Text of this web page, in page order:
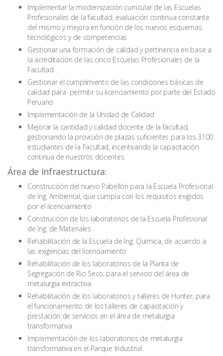
Implementar la modernización curricular de las Escuelas
Profesionales de la facultad, evaluación continua constante
del mismo y mejora en función de los nuevos esquemas
tecnológicos y de competencias
Gestionar una formación de calidad y pertinencia en base a
la acreditación de las cinco Escuelas Profesionales de la
Facultad
Gestionar el cumplimiento de las condiciones básicas de
calidad para permitir su licenciamiento por parte del Estado
Peruano
Implementación de la Unidad de Calidad
Mejorar la cantidad y calidad docente de la facultad,
gestionando la provisión de plazas suficientes para los 3100
estudiantes de la Facultad, incentivando la capacitación
continua de nuestros docentes
Área de Infraestructura:
Construcción del nuevo Pabellón para la Escuela Profesional
de Ing. Ambiental, que cumpla con los requisitos exigidos
por el licenciamiento
Construcción de los laboratorios de la Escuela Profesional
de Ing. de Materiales
Rehabilitación de la Escuela de Ing. Química, de acuerdo a
las exigencias del licenciamiento
Rehabilitación de los laboratorios de la Planta de
Segregación de Rio Seco, para el servicio del área de
metalurgia extractiva
Rehabilitación de los laboratorios y talleres de Hunter, para
el funcionamiento de los talleres de capacitación y
prestación de servicios en el área de metalurgia
transformativa
Implementación de los laboratorios de metalurgia
transformativa en el Parque Industrial.